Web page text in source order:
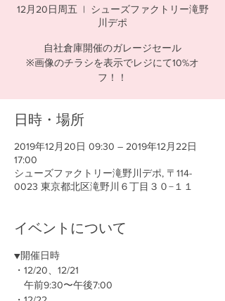
12月20日周五
  |
シューズファクトリー滝野
川デポ
自社倉庫開催のガレージセール
※画像のチラシを表示でレジにて10%オ
フ！！
日時・場所
2019年12月20日 09:30 – 2019年12月22日
17:00
シューズファクトリー滝野川デポ, 〒114-
0023 東京都北区滝野川６丁目３０−１１
イベントについて
▼開催日時
・12/20、12/21
午前9:30〜午後7:00​